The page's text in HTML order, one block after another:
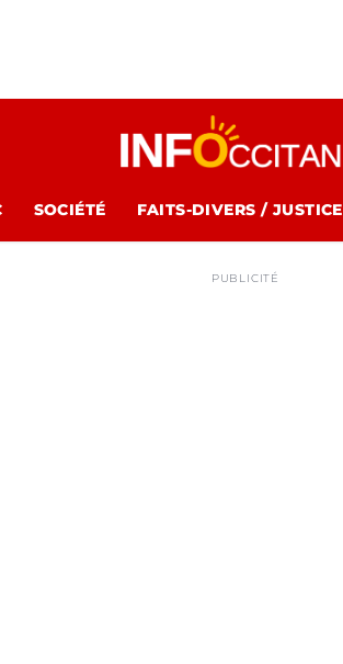
SOCIÉTÉ FAITS-DIVERS / JUSTICE
PUBLICITÉ